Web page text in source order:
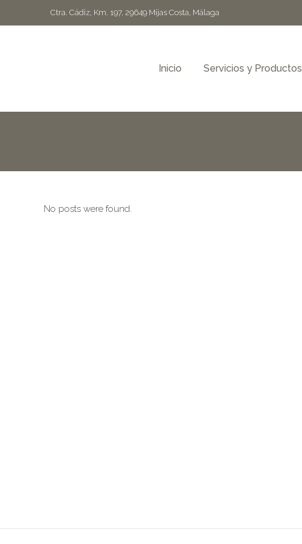
Ctra. Cádiz, Km. 197, 29649 Mijas Costa, Málaga
Inicio Servicios y Productos
No posts were found.